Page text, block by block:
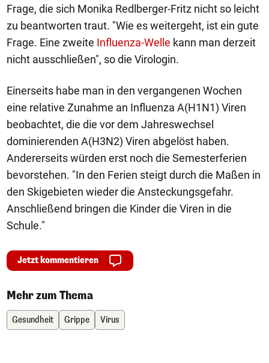
Frage, die sich Monika Redlberger-Fritz nicht so leicht
zu beantworten traut. "Wie es weitergeht, ist ein gute
Frage. Eine zweite Influenza-Welle kann man derzeit
nicht ausschließen", so die Virologin.
Einerseits habe man in den vergangenen Wochen
eine relative Zunahme an Influenza A(H1N1) Viren
beobachtet, die die vor dem Jahreswechsel
dominierenden A(H3N2) Viren abgelöst haben.
Andererseits würden erst noch die Semesterferien
bevorstehen. "In den Ferien steigt durch die Maßen in
den Skigebieten wieder die Ansteckungsgefahr.
Anschließend bringen die Kinder die Viren in die
Schule."
Jetzt kommentieren
Mehr zum Thema
Gesundheit Grippe Virus